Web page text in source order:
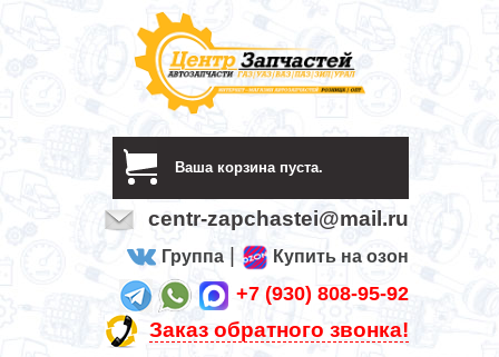
Ваша корзина пуста.
centr-zapchastei@mail.ru
Группа Купить на озон
+7 (930) 808-95-92
Заказ обратного звонка!